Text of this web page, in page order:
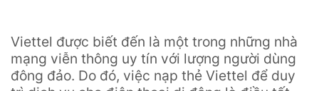
Viettel được biết đến là một trong những nhà
mạng viễn thông uy tín với lượng người dùng
đông đảo. Do đó, việc nạp thẻ Viettel để duy